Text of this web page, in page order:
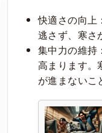
快適さの向上
逃さず、寒さ
集中力の維持
高まります。
が進まないこ